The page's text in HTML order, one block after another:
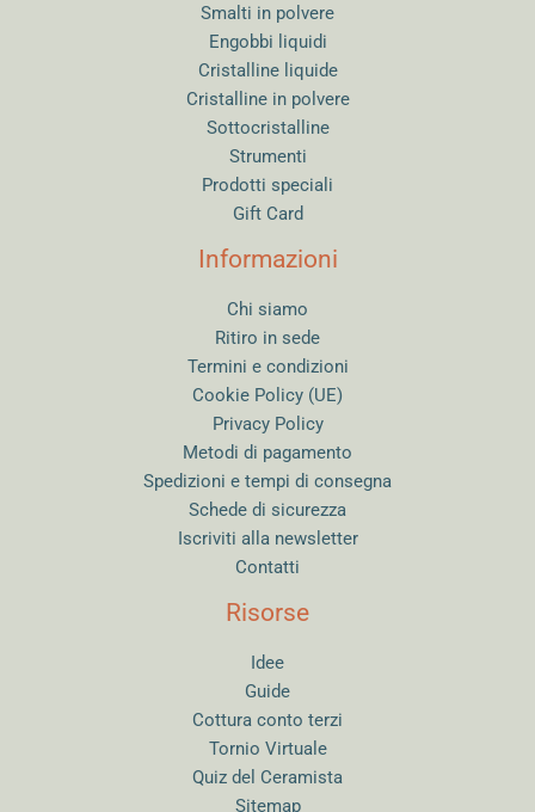
Smalti in polvere
Engobbi liquidi
Cristalline liquide
Cristalline in polvere
Sottocristalline
Strumenti
Prodotti speciali
Gift Card
Informazioni
Chi siamo
Ritiro in sede
Termini e condizioni
Cookie Policy (UE)
Privacy Policy
Metodi di pagamento
Spedizioni e tempi di consegna
Schede di sicurezza
Iscriviti alla newsletter
Contatti
Risorse
Idee
Guide
Cottura conto terzi
Tornio Virtuale
Quiz del Ceramista
Sitemap